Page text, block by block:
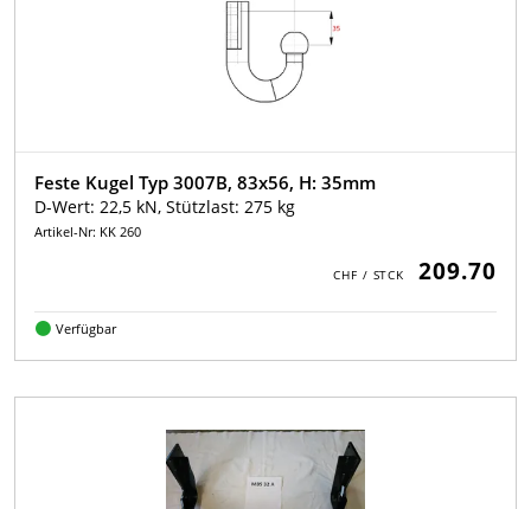
Feste Kugel Typ 3007B, 83x56, H: 35mm
D-Wert: 22,5 kN, Stützlast: 275 kg
Artikel-Nr: KK 260
209.70
Verfügbar